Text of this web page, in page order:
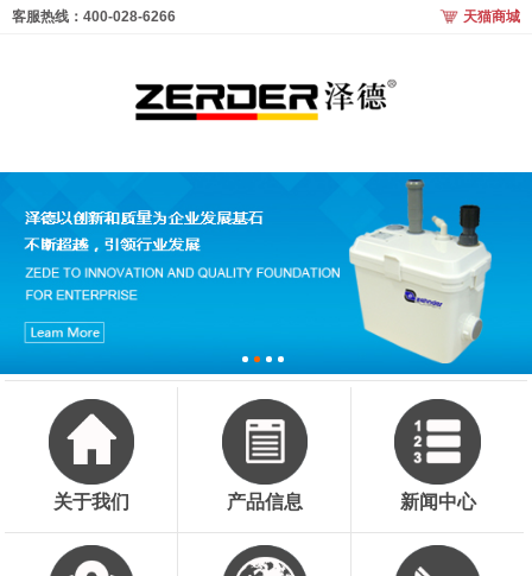
客服热线：400-028-6266 天猫商城
关于我们 产品信息 新闻中心